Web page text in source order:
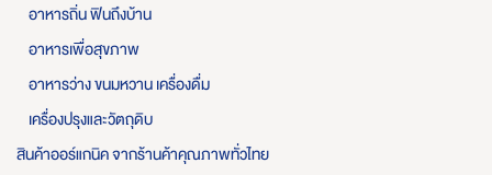
อาหารถิ่น ฟินถึงบ้าน
อาหารเพื่อสุขภาพ
อาหารว่าง ขนมหวาน เครื่องดื่ม
เครื่องปรุงและวัตถุดิบ
สินค้าออร์แกนิค จากร้านค้าคุณภาพทั่วไทย